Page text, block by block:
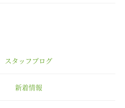
スタッフブログ
新着情報